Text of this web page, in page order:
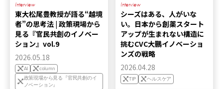
Interview
東大松尾豊教授が語る“越境
者”の思考法 | 政策現場から
見る『官民共創のイノベー
ション』vol.9
2026.05.18
AI
column
政策現場から見る『官民共創のイ
ノベーション』
Interview
シーズはある、人がいな
い。日本から創薬スタート
アップが生まれない構造に
挑むCVC大鵬イノベーショ
ンズの戦略
2026.04.28
TIP ヘルスケア